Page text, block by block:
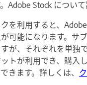
Adobe Stock について
を利用すると、
可能になります。サ
が、それぞれを単独
トが利用でき、購入
きます。詳しくは、